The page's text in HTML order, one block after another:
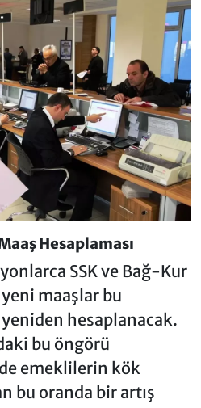
Hesaplaması
SSK ve Bağ-Kur
maaşlar bu
yeniden hesaplanacak.
bu öngörü
emeklilerin kök
bu oranda bir artış